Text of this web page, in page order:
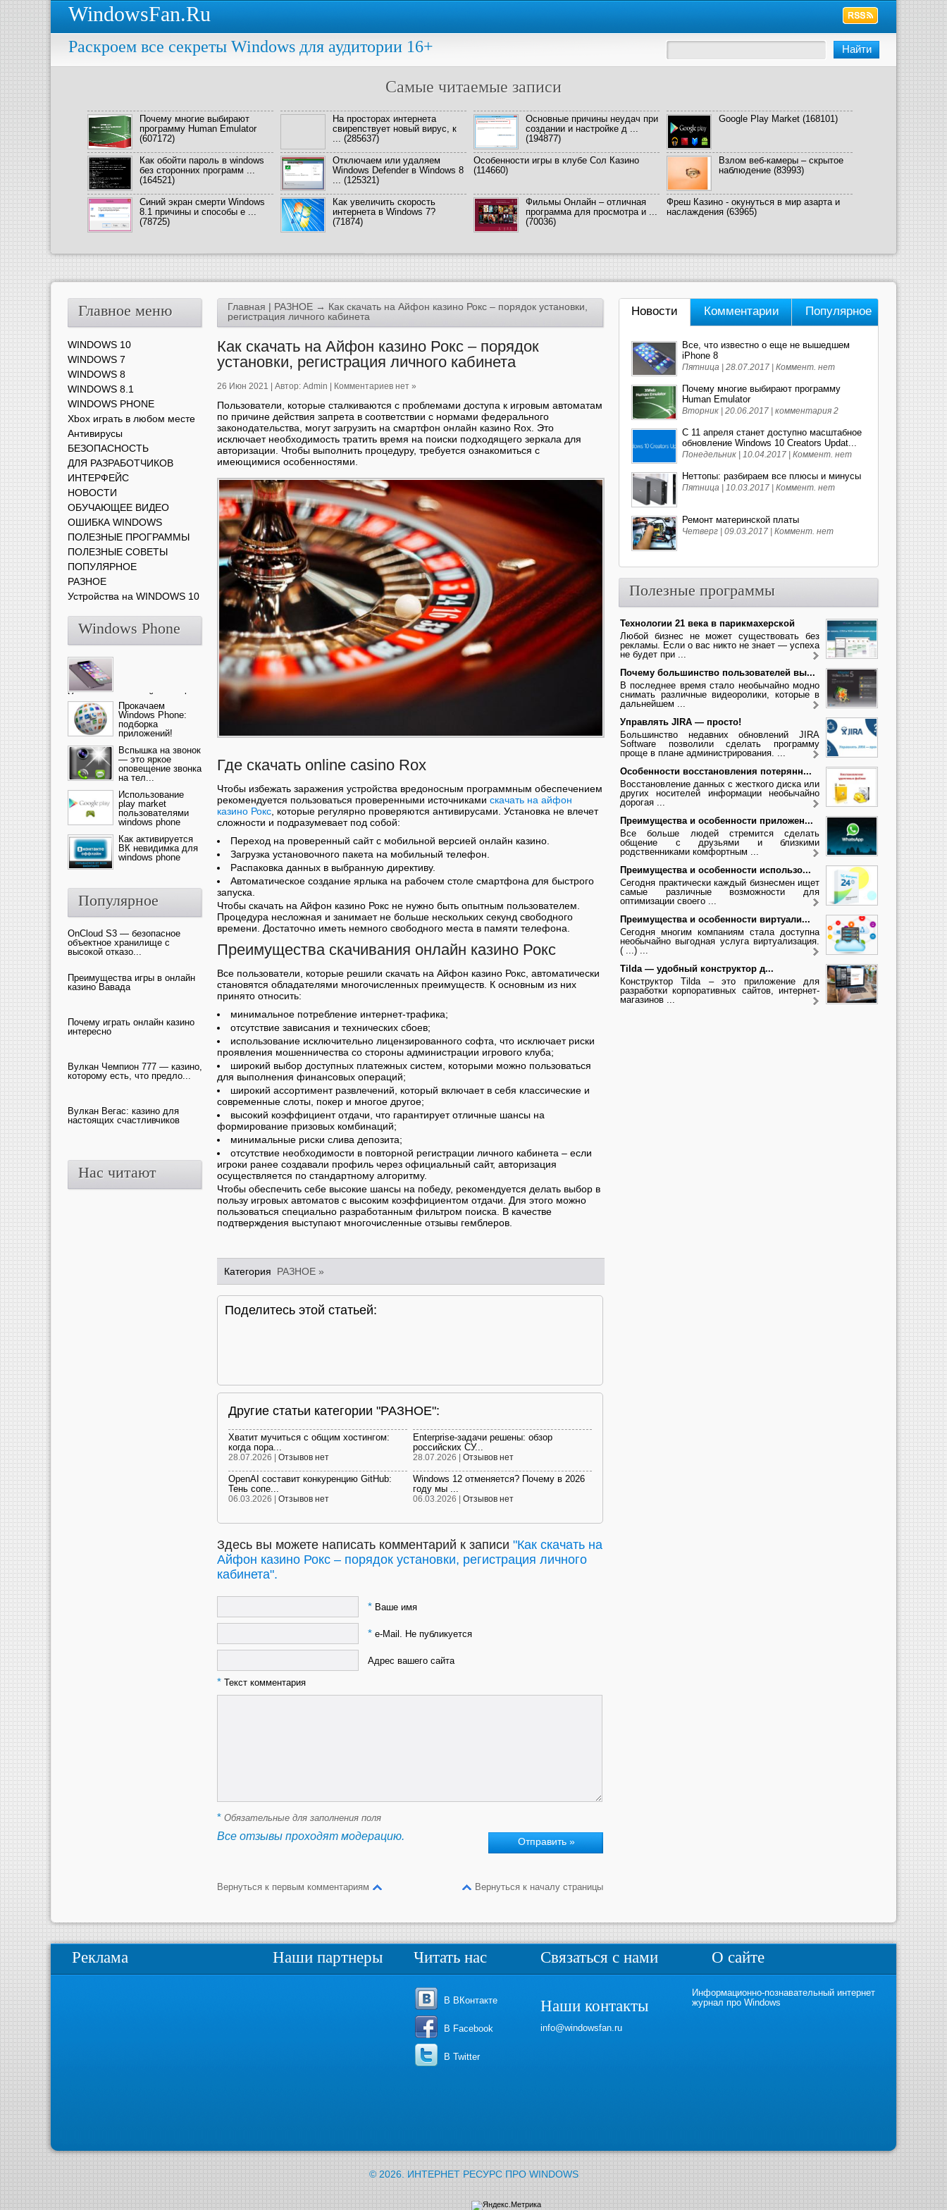
WindowsFan.Ru
Раскроем все секреты Windows для аудитории 16+
Самые читаемые записи
Почему многие выбирают
программу Human Emulator
(607172)
На просторах интернета
свирепствует новый вирус, к
... (285637)
Основные причины неудач при
создании и настройке д ...
(194877)
Google Play Market (168101)
Как обойти пароль в windows
без сторонних программ ...
(164521)
Отключаем или удаляем
Windows Defender в Windows 8
... (125321)
Особенности игры в клубе Сол Казино
(114660)
Взлом веб-камеры – скрытое
наблюдение (83993)
Синий экран смерти Windows
8.1 причины и способы е ...
(78725)
Как увеличить скорость
интернета в Windows 7?
(71874)
Фильмы Онлайн – отличная
программа для просмотра и ...
(70036)
Фреш Казино - окунуться в мир азарта и
наслаждения (63965)
Главная | РАЗНОЕ → Как скачать на Айфон казино Рокс – порядок установки,
регистрация личного кабинета
Как скачать на Айфон казино Рокс – порядок
установки, регистрация личного кабинета
26 Июн 2021 | Автор: Admin Комментариев нет »
Пользователи, которые сталкиваются с проблемами доступа к игровым автоматам
по причине действия запрета в соответствии с нормами федерального
законодательства, могут загрузить на смартфон онлайн казино Rox. Это
исключает необходимость тратить время на поиски подходящего зеркала для
авторизации. Чтобы выполнить процедуру, требуется ознакомиться с
имеющимися особенностями.
Где скачать online casino Rox
Чтобы избежать заражения устройства вредоносным программным обеспечением
рекомендуется пользоваться проверенными источниками скачать на айфон
казино Рокс, которые регулярно проверяются антивирусами. Установка не влечет
сложности и подразумевает под собой:
Переход на проверенный сайт с мобильной версией онлайн казино.
Загрузка установочного пакета на мобильный телефон.
Распаковка данных в выбранную директиву.
Автоматическое создание ярлыка на рабочем столе смартфона для быстрого
запуска.
Чтобы скачать на Айфон казино Рокс не нужно быть опытным пользователем.
Процедура несложная и занимает не больше нескольких секунд свободного
времени. Достаточно иметь немного свободного места в памяти телефона.
Преимущества скачивания онлайн казино Рокс
Все пользователи, которые решили скачать на Айфон казино Рокс, автоматически
становятся обладателями многочисленных преимуществ. К основным из них
принято относить:
минимальное потребление интернет-трафика;
отсутствие зависания и технических сбоев;
использование исключительно лицензированного софта, что исключает риски
проявления мошенничества со стороны администрации игрового клуба;
широкий выбор доступных платежных систем, которыми можно пользоваться
для выполнения финансовых операций;
широкий ассортимент развлечений, который включает в себя классические и
современные слоты, покер и многое другое;
высокий коэффициент отдачи, что гарантирует отличные шансы на
формирование призовых комбинаций;
минимальные риски слива депозита;
отсутствие необходимости в повторной регистрации личного кабинета – если
игроки ранее создавали профиль через официальный сайт, авторизация
осуществляется по стандартному алгоритму.
Чтобы обеспечить себе высокие шансы на победу, рекомендуется делать выбор в
пользу игровых автоматов с высоким коэффициентом отдачи. Для этого можно
пользоваться специально разработанным фильтром поиска. В качестве
подтверждения выступают многочисленные отзывы гемблеров.
Категория РАЗНОЕ »
Поделитесь этой статьей:
Другие статьи категории "РАЗНОЕ":
Хватит мучиться с общим хостингом:
когда пора...
28.07.2026 | Отзывов нет
Enterprise-задачи решены: обзор
российских СУ...
28.07.2026 | Отзывов нет
OpenAI составит конкуренцию GitHub:
Тень сопе...
06.03.2026 | Отзывов нет
Windows 12 отменяется? Почему в 2026
году мы ...
06.03.2026 | Отзывов нет
Здесь вы можете написать комментарий к записи "Как скачать на
Айфон казино Рокс – порядок установки, регистрация личного
кабинета".
*Ваше имя
*e-Mail. Не публикуется
Адрес вашего сайта
* Текст комментария
* Обязательные для заполнения поля
Все отзывы проходят модерацию.
Вернуться к первым комментариям Вернуться к началу страницы
Главное меню
WINDOWS 10
WINDOWS 7
WINDOWS 8
WINDOWS 8.1
WINDOWS PHONE
Xbox играть в любом месте
Антивирусы
БЕЗОПАСНОСТЬ
ДЛЯ РАЗРАБОТЧИКОВ
ИНТЕРФЕЙС
НОВОСТИ
ОБУЧАЮЩЕЕ ВИДЕО
ОШИБКА WINDOWS
ПОЛЕЗНЫЕ ПРОГРАММЫ
ПОЛЕЗНЫЕ СОВЕТЫ
ПОПУЛЯРНОЕ
РАЗНОЕ
Устройства на WINDOWS 10
Windows Phone
Ультрасовременный смартфон
— это новика от компании Ap...
Прокачаем
Windows Phone:
подборка
приложений!
Вспышка на звонок
— это яркое
оповещение звонка
на тел...
Использование
play market
пользователями
windows phone
Как активируется
ВК невидимка для
windows phone
Популярное
OnCloud S3 — безопасное
объектное хранилище с
высокой отказо...
Преимущества игры в онлайн
казино Вавада
Почему играть онлайн казино
интересно
Вулкан Чемпион 777 — казино,
которому есть, что предло...
Вулкан Вегас: казино для
настоящих счастливчиков
Нас читают
Новости Комментарии Популярное
Все, что известно о еще не вышедшем
iPhone 8
Пятница | 28.07.2017 | Коммент. нет
Почему многие выбирают программу
Human Emulator
Вторник | 20.06.2017 | комментария 2
С 11 апреля станет доступно масштабное
обновление Windows 10 Creators Updat...
Понедельник | 10.04.2017 | Коммент. нет
Неттопы: разбираем все плюсы и минусы
Пятница | 10.03.2017 | Коммент. нет
Ремонт материнской платы
Четверг | 09.03.2017 | Коммент. нет
Полезные программы
Технологии 21 века в парикмахерской
Любой бизнес не может существовать без
рекламы. Если о вас никто не знает — успеха
не будет при ...
Почему большинство пользователей вы...
В последнее время стало необычайно модно
снимать различные видеоролики, которые в
дальнейшем ...
Управлять JIRA — просто!
Большинство недавних обновлений JIRA
Software позволили сделать программу
проще в плане администрирования. ...
Особенности восстановления потерянн...
Восстановление данных с жесткого диска или
других носителей информации необычайно
дорогая ...
Преимущества и особенности приложен...
Все больше людей стремится сделать
общение с друзьями и близкими
родственниками комфортным ...
Преимущества и особенности использо...
Сегодня практически каждый бизнесмен ищет
самые различные возможности для
оптимизации своего ...
Преимущества и особенности виртуали...
Сегодня многим компаниям стала доступна
необычайно выгодная услуга виртуализация.
( ...) ...
Tilda — удобный конструктор д...
Конструктор Tilda – это приложение для
разработки корпоративных сайтов, интернет-
магазинов ...
Реклама Наши партнеры Читать нас
В ВКонтакте
В Facebook
В Twitter
Связаться с нами
Наши контакты
info@windowsfan.ru
О сайте
Информационно-познавательный интернет
журнал про Windows
© 2026.ИНТЕРНЕТ РЕСУРС ПРО WINDOWS